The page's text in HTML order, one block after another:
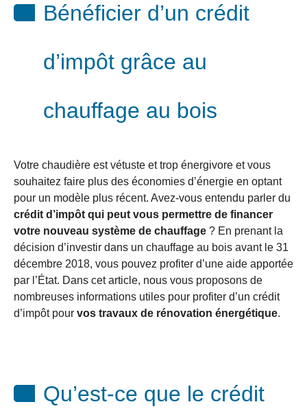
Bénéficier d’un crédit
d’impôt grâce au
chauffage au bois
Votre chaudière est vétuste et trop énergivore et vous
souhaitez faire plus des économies d’énergie en optant
pour un modèle plus récent. Avez-vous entendu parler du
crédit d’impôt qui peut vous permettre de financer
votre nouveau système de chauffage ? En prenant la
décision d’investir dans un chauffage au bois avant le 31
décembre 2018, vous pouvez profiter d’une aide apportée
par l’État. Dans cet article, nous vous proposons de
nombreuses informations utiles pour profiter d’un crédit
d’impôt pour vos travaux de rénovation énergétique.
Qu’est-ce que le crédit